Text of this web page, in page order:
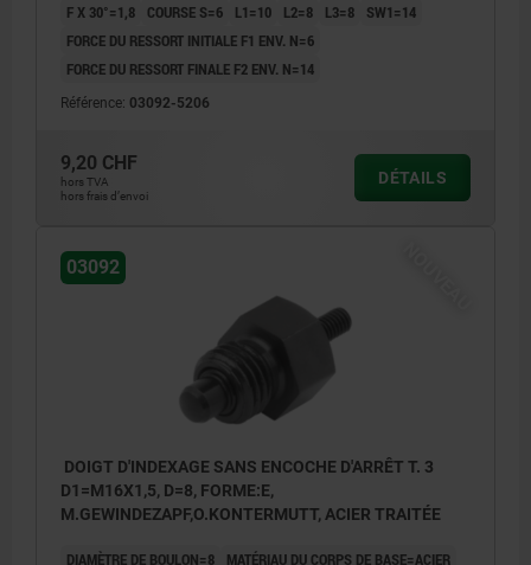
F X 30°=1,8
COURSE S=6 L1=10 L2=8 L3=8
SW1=14
FORCE DU RESSORT INITIALE F1 ENV. N=6
FORCE DU RESSORT FINALE F2 ENV. N=14
Référence: 03092-5206
9,20 CHF
hors TVA
hors frais d’envoi
DÉTAILS
03092
DOIGT D'INDEXAGE SANS ENCOCHE D'ARRÊT T. 3
D1=M16X1,5, D=8, FORME:E,
M.GEWINDEZAPF,O.KONTERMUTT, ACIER TRAITÉE
DIAMÈTRE DE BOULON=8
MATÉRIAU DU CORPS DE BASE=ACIER